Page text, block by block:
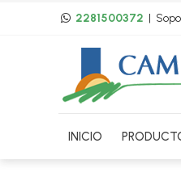
2281500372 |
INICIO